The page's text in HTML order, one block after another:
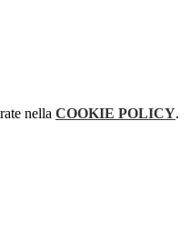
nella COOKIE POLICY.